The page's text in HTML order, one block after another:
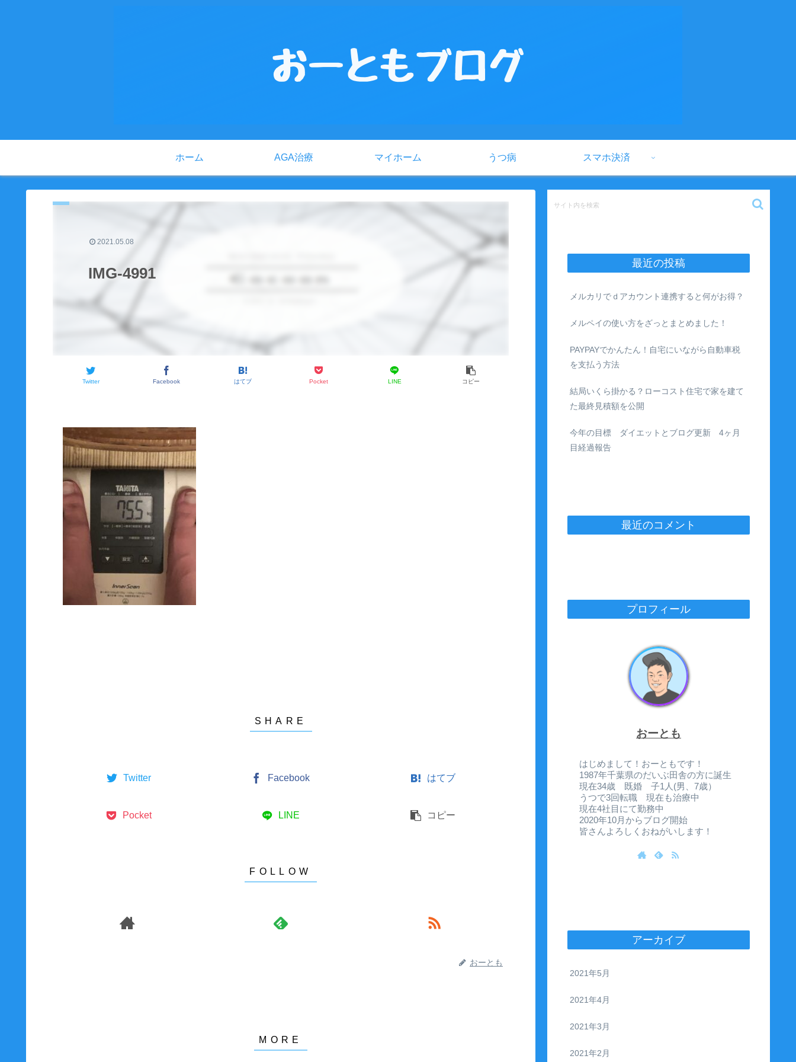
ホーム AGA治療 マイホーム うつ病 スマホ決済
IMG-4991
Twitter Facebook はてブ Pocket LINE コピー
2021.05.08
Twitter Facebook はてブ
Pocket LINE コピー
おーとも
最近の投稿
メルカリでｄアカウント連携すると何がお得？
メルペイの使い方をざっとまとめました！
PAYPAYでかんたん！自宅にいながら自動車税
を支払う方法
結局いくら掛かる？ローコスト住宅で家を建て
た最終見積額を公開
今年の目標 ダイエットとブログ更新 4ヶ月
目経過報告
最近のコメント
プロフィール
おーとも
はじめまして！おーともです！
1987年千葉県のだいぶ田舎の方に誕生
現在34歳 既婚 子1人(男、7歳）
うつで3回転職 現在も治療中
現在4社目にて勤務中
2020年10月からブログ開始
皆さんよろしくおねがいします！
アーカイブ
2021年5月
2021年4月
2021年3月
2021年2月